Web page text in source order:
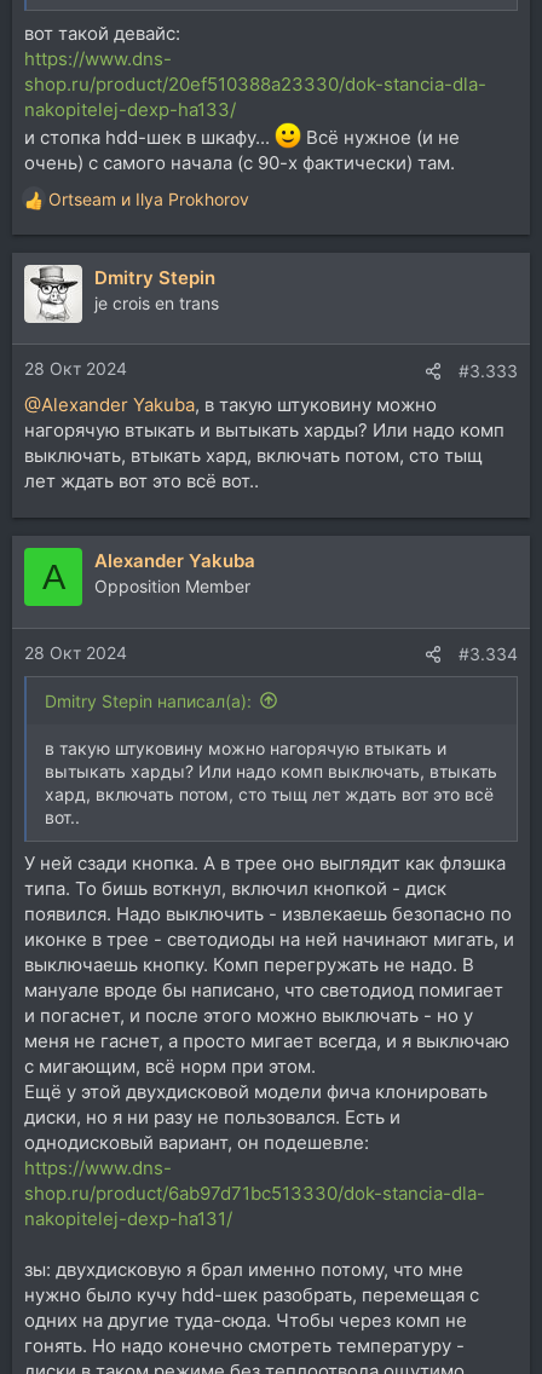
вот такой девайс:
https://www.dns-
shop.ru/product/20ef510388a23330/dok-stancia-dla-
nakopitelej-dexp-ha133/
и стопка hdd-шек в шкафу...
Всё нужное (и не
очень) с самого начала (с 90-х фактически) там.
Р
е
а
к
и
и
:
Ortseam и Ilya Prokhorov
Dmitry Stepin
je crois en trans
28 Окт 2024 #3.333
@Alexander Yakuba, в такую штуковину можно
нагорячую втыкать и вытыкать харды? Или надо комп
выключать, втыкать хард, включать потом, сто тыщ
лет ждать вот это всё вот..
A Alexander Yakuba
Opposition Member
28 Окт 2024 #3.334
Dmitry Stepin написал(а):
в такую штуковину можно нагорячую втыкать и
вытыкать харды? Или надо комп выключать, втыкать
хард, включать потом, сто тыщ лет ждать вот это всё
вот..
У ней сзади кнопка. А в трее оно выглядит как флэшка
типа. То бишь воткнул, включил кнопкой - диск
появился. Надо выключить - извлекаешь безопасно по
иконке в трее - светодиоды на ней начинают мигать, и
выключаешь кнопку. Комп перегружать не надо. В
мануале вроде бы написано, что светодиод помигает
и погаснет, и после этого можно выключать - но у
меня не гаснет, а просто мигает всегда, и я выключаю
с мигающим, всё норм при этом.
Ещё у этой двухдисковой модели фича клонировать
диски, но я ни разу не пользовался. Есть и
однодисковый вариант, он подешевле:
https://www.dns-
shop.ru/product/6ab97d71bc513330/dok-stancia-dla-
nakopitelej-dexp-ha131/
зы: двухдисковую я брал именно потому, что мне
нужно было кучу hdd-шек разобрать, перемещая с
одних на другие туда-сюда. Чтобы через комп не
гонять. Но надо конечно смотреть температуру -